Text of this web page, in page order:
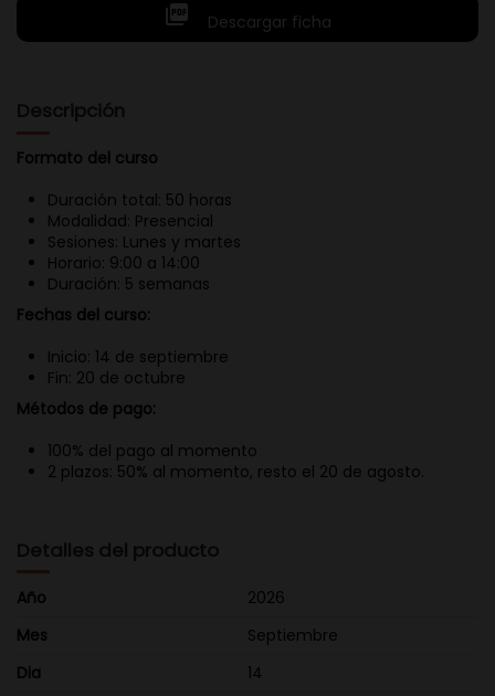
 Descargar ficha
Descripción
Formato del curso
Duración total: 50 horas
Modalidad: Presencial
Sesiones: Lunes y martes
Horario: 9:00 a 14:00
Duración: 5 semanas
Fechas del curso:
Inicio: 14 de septiembre
Fin: 20 de octubre
Métodos de pago:
100% del pago al momento
2 plazos: 50% al momento, resto el 20 de agosto.
Detalles del producto
Año
2026
Mes
Septiembre
Dia
14